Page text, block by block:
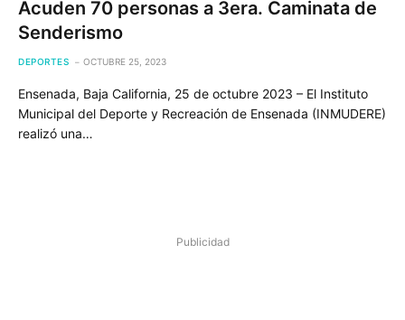
Acuden 70 personas a 3era. Caminata de
Senderismo
DEPORTES OCTUBRE 25, 2023
Ensenada, Baja California, 25 de octubre 2023 – El Instituto
Municipal del Deporte y Recreación de Ensenada (INMUDERE)
realizó una…
Publicidad